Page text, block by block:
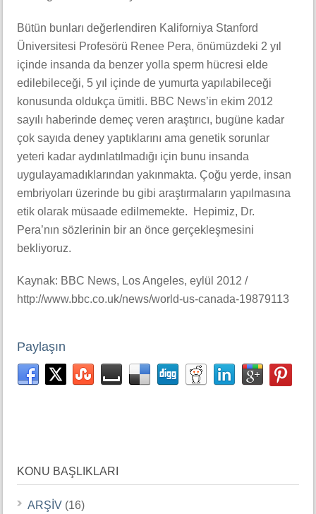
Bütün bunları değerlendiren Kaliforniya Stanford
Üniversitesi Profesörü Renee Pera, önümüzdeki 2 yıl
içinde insanda da benzer yolla sperm hücresi elde
edilebileceği, 5 yıl içinde de yumurta yapılabileceği
konusunda oldukça ümitli. BBC News’in ekim 2012
sayılı haberinde demeç veren araştırıcı, bugüne kadar
çok sayıda deney yaptıklarını ama genetik sorunlar
yeteri kadar aydınlatılmadığı için bunu insanda
uygulayamadıklarından yakınmakta. Çoğu yerde, insan
embriyoları üzerinde bu gibi araştırmaların yapılmasına
etik olarak müsaade edilmemekte. Hepimiz, Dr.
Pera’nın sözlerinin bir an önce gerçekleşmesini
bekliyoruz.
Kaynak: BBC News, Los Angeles, eylül 2012 /
http://www.bbc.co.uk/news/world-us-canada-19879113
Paylaşın
KONU BAŞLIKLARI
ARŞİV (16)